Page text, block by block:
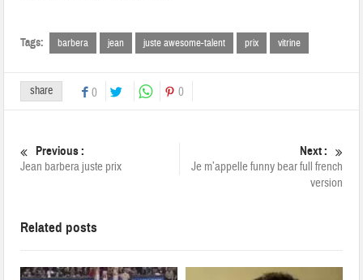
Tags: barbera jean juste awesome-talent prix vitrine
share 0 0
Previous :
Jean barbera juste prix
Next :
Je m’appelle funny bear full french
version
Related posts